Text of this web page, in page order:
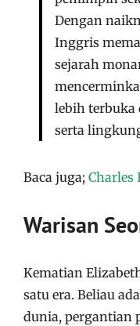
Dengan
Inggris
sejarah
lebih terbuka
serta
Baca juga; Charles
Warisan
Kematian
satu era. Beliau
dunia, pergantian